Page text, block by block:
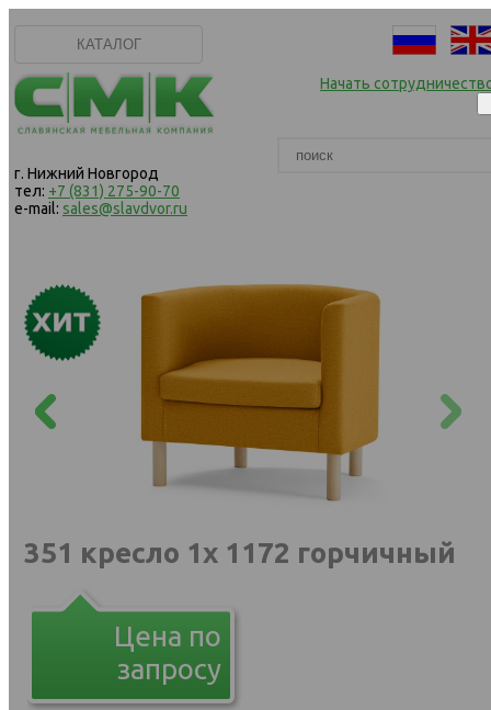
КАТАЛОГ
г. Нижний Новгород
тел: +7 (831) 275-90-70
e-mail: sales@slavdvor.ru
Начать
351 кресло 1х 1172 горчичный
Цена по
запросу